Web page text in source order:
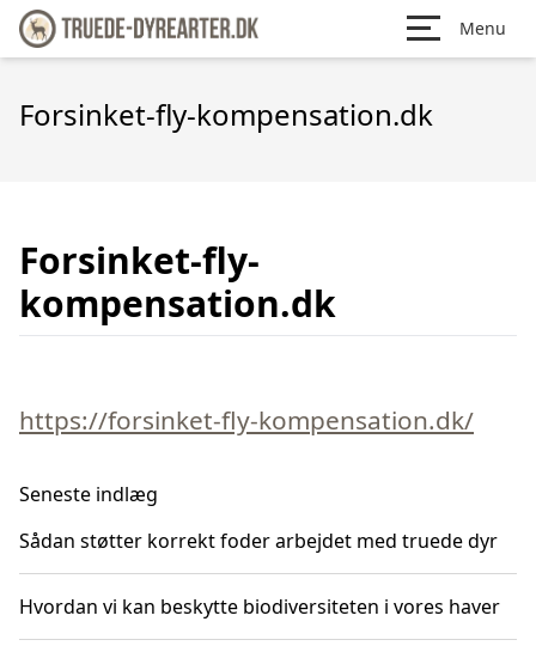
Menu
Forsinket-fly-kompensation.dk
Forsinket-fly-
kompensation.dk
https://forsinket-fly-kompensation.dk/
Seneste indlæg
Sådan støtter korrekt foder arbejdet med truede dyr
Hvordan vi kan beskytte biodiversiteten i vores haver